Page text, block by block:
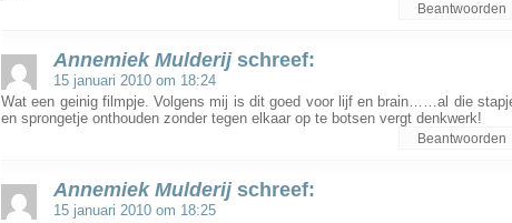
Beantwoorden
Annemiek Mulderij schreef:
15 januari 2010 om 18:24
Wat een geinig filmpje. Volgens mij is dit goed voor lijf en brain……al die
en sprongetje onthouden zonder tegen elkaar op te botsen vergt denkwerk!
Beantwoorden
Annemiek Mulderij schreef:
15 januari 2010 om 18:25